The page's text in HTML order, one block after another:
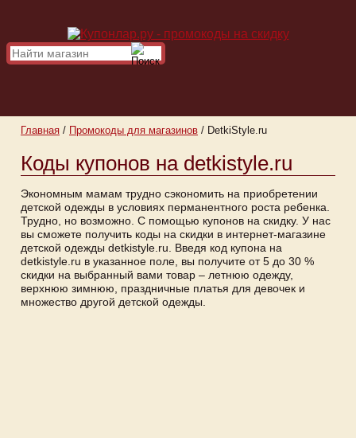
Главная / Промокоды для магазинов / DetkiStyle.ru
Коды купонов на detkistyle.ru
Экономным мамам трудно сэкономить на приобретении
детской одежды в условиях перманентного роста ребенка.
Трудно, но возможно. С помощью купонов на скидку. У нас
вы сможете получить коды на скидки в интернет-магазине
детской одежды detkistyle.ru. Введя код купона на
detkistyle.ru в указанное поле, вы получите от 5 до 30 %
скидки на выбранный вами товар – летнюю одежду,
верхнюю зимнюю, праздничные платья для девочек и
множество другой детской одежды.